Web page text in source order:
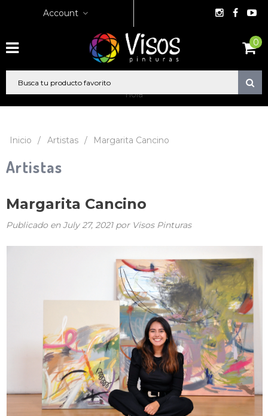
Account
0
hola
Inicio / Artistas / Margarita Cancino
Artistas
Margarita Cancino
Publicado enJuly 27, 2021por Visos Pinturas